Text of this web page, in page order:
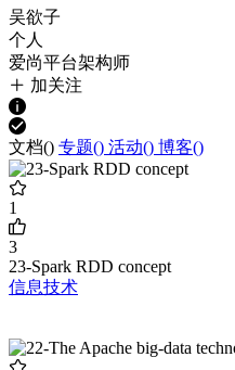
吴欲子
个人
爱尚平台架构师
加关注
文档() 专题() 活动() 博客()
1
3
23-Spark RDD concept
信息技术